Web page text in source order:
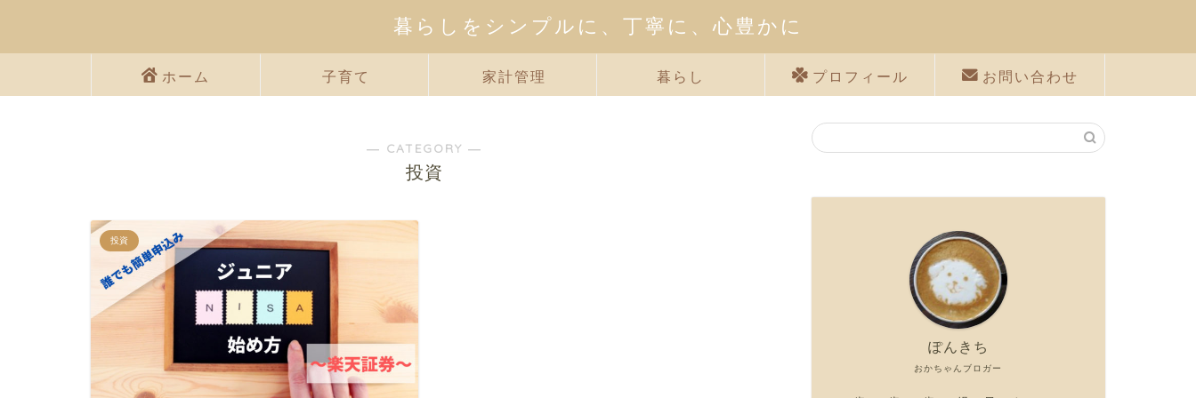
暮らしをシンプルに、丁寧に、心豊かに
ホーム 子育て 家計管理 暮らし プロフィール お問い合わせ
― CATEGORY ―
投資
投資
おかちゃんブロガー
ぽんきち